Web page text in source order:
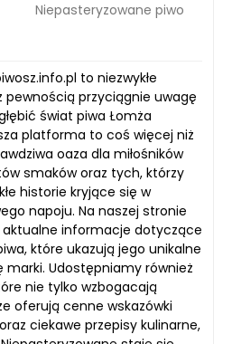
Niepasteryzowane piwo
to niezwykłe
pewnością przyciągnie uwagę
świat piwa Łomża
platforma to coś więcej niż
oaza dla miłośników
smaków oraz tych, którzy
historie kryjące się w
napoju. Na naszej stronie
aktualne informacje dotyczące
które ukazują jego unikalne
Udostępniamy również
nie tylko wzbogacają
oferują cenne wskazówki
ciekawe przepisy kulinarne,